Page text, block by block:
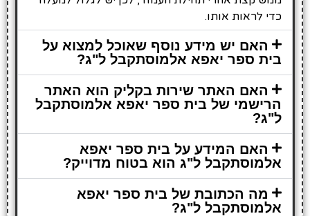
כדי לראות אותו.
האם יש מידע נוסף שאוכל למצוא על
בית ספר יאפא אלמוסתקבל ל"ג?
האם האתר שירות בקליק הוא האתר
הרישמי של בית ספר יאפא אלמוסתקבל
ל"ג?
האם המידע על בית ספר יאפא
אלמוסתקבל ל"ג הוא בטוח מדוייק?
מה הכתובת של בית ספר יאפא
אלמוסתקבל ל"ג?